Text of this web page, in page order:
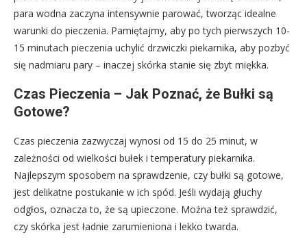
para wodna zaczyna intensywnie parować, tworząc idealne
warunki do pieczenia. Pamiętajmy, aby po tych pierwszych 10-
15 minutach pieczenia uchylić drzwiczki piekarnika, aby pozbyć
się nadmiaru pary – inaczej skórka stanie się zbyt miękka.
Czas Pieczenia – Jak Poznać, że Bułki są
Gotowe?
Czas pieczenia zazwyczaj wynosi od 15 do 25 minut, w
zależności od wielkości bułek i temperatury piekarnika.
Najlepszym sposobem na sprawdzenie, czy bułki są gotowe,
jest delikatne postukanie w ich spód. Jeśli wydają głuchy
odgłos, oznacza to, że są upieczone. Można też sprawdzić,
czy skórka jest ładnie zarumieniona i lekko twarda.